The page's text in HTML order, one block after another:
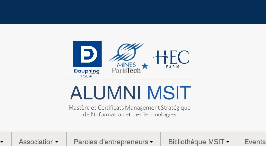
Association Paroles d’entrepreneurs Bibliothèque MSIT Events